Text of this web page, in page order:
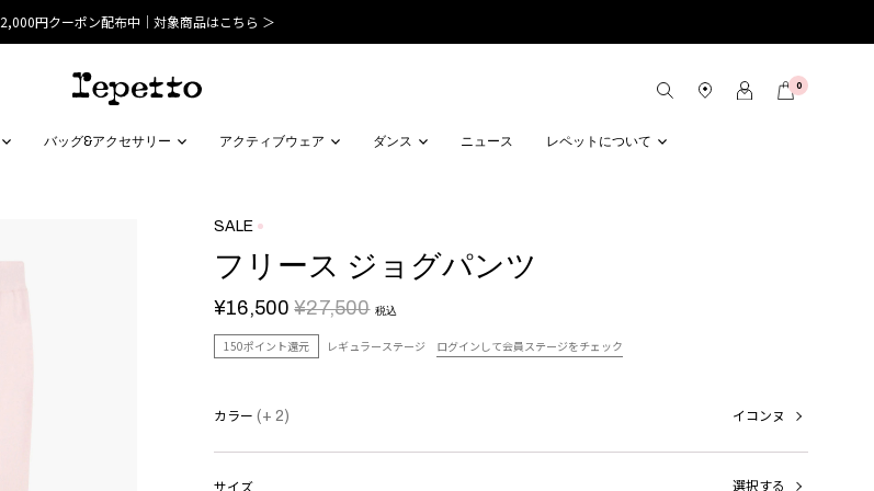
2,000円クーポン配布中｜対象商品はこちら ＞
0
バッグ&アクセサリー アクティブウェア ダンス ニュース レペットについて
SALE
フリース ジョグパンツ
¥16,500 ¥27,500 税込
150ポイント還元 レギュラーステージ ログインして会員ステージをチェック
カラー (+ 2) イコンヌ
サイズ 選択する